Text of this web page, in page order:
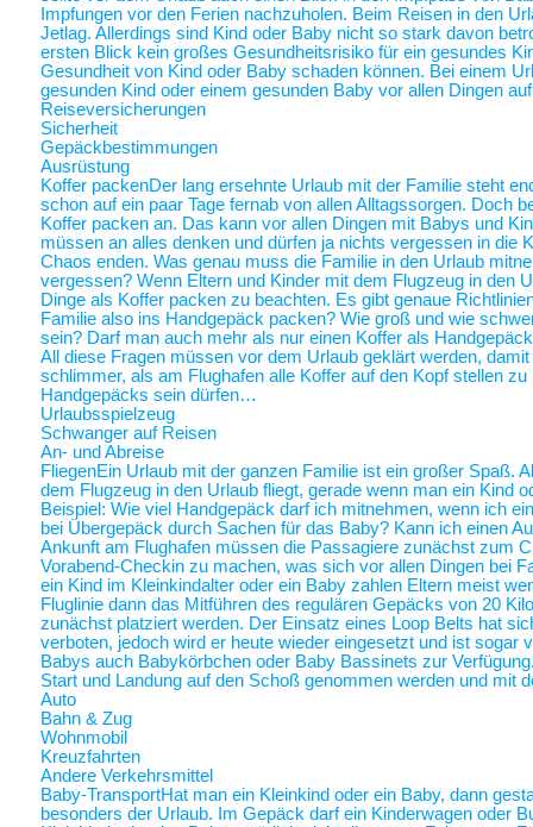
Impfungen vor den Ferien nachzuholen. Beim Reisen in den
Jetlag. Allerdings sind Kind oder Baby nicht so stark davon
ersten Blick kein großes Gesundheitsrisiko für ein gesundes
Gesundheit von Kind oder Baby schaden können. Bei einem
gesunden Kind oder einem gesunden Baby vor allen Dingen
Reiseversicherungen
Sicherheit
Gepäckbestimmungen
Ausrüstung
Koffer packenDer lang ersehnte Urlaub mit der Familie steht
schon auf ein paar Tage fernab von allen Alltagssorgen. Doch
Koffer packen an. Das kann vor allen Dingen mit Babys und
müssen an alles denken und dürfen ja nichts vergessen in die
Chaos enden. Was genau muss die Familie in den Urlaub
vergessen? Wenn Eltern und Kinder mit dem Flugzeug in den
Dinge als Koffer packen zu beachten. Es gibt genaue
Familie also ins Handgepäck packen? Wie groß und wie
sein? Darf man auch mehr als nur einen Koffer als
All diese Fragen müssen vor dem Urlaub geklärt werden,
schlimmer, als am Flughafen alle Koffer auf den Kopf stellen
Handgepäcks sein dürfen…
Urlaubsspielzeug
Schwanger auf Reisen
An- und Abreise
FliegenEin Urlaub mit der ganzen Familie ist ein großer Spaß.
dem Flugzeug in den Urlaub fliegt, gerade wenn man ein Kind
Beispiel: Wie viel Handgepäck darf ich mitnehmen, wenn ich
bei Übergepäck durch Sachen für das Baby? Kann ich einen
Ankunft am Flughafen müssen die Passagiere zunächst zum
Vorabend-Checkin zu machen, was sich vor allen Dingen bei
ein Kind im Kleinkindalter oder ein Baby zahlen Eltern meist
Fluglinie dann das Mitführen des regulären Gepäcks von 20
zunächst platziert werden. Der Einsatz eines Loop Belts hat
verboten, jedoch wird er heute wieder eingesetzt und ist sogar
Babys auch Babykörbchen oder Baby Bassinets zur
Start und Landung auf den Schoß genommen werden und mit
Auto
Bahn & Zug
Wohnmobil
Kreuzfahrten
Andere Verkehrsmittel
Baby-TransportHat man ein Kleinkind oder ein Baby, dann
besonders der Urlaub. Im Gepäck darf ein Kinderwagen oder